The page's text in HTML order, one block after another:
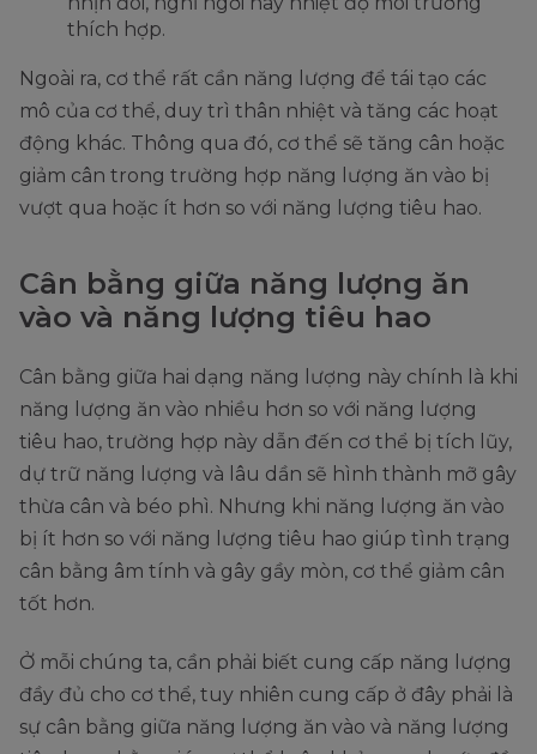
thích hợp.
Ngoài ra, cơ thể rất cần năng lượng để tái tạo các
mô của cơ thể, duy trì thân nhiệt và tăng các hoạt
động khác. Thông qua đó, cơ thể sẽ tăng cân hoặc
giảm cân trong trường hợp năng lượng ăn vào bị
vượt qua hoặc ít hơn so với năng lượng tiêu hao.
Cân bằng giữa năng lượng ăn
vào và năng lượng tiêu hao
Cân bằng giữa hai dạng năng lượng này chính là khi
năng lượng ăn vào nhiều hơn so với năng lượng
tiêu hao, trường hợp này dẫn đến cơ thể bị tích lũy,
dự trữ năng lượng và lâu dần sẽ hình thành mỡ gây
thừa cân và béo phì. Nhưng khi năng lượng ăn vào
bị ít hơn so với năng lượng tiêu hao giúp tình trạng
cân bằng âm tính và gây gầy mòn, cơ thể giảm cân
tốt hơn.
Ở mỗi chúng ta, cần phải biết cung cấp năng lượng
đầy đủ cho cơ thể, tuy nhiên cung cấp ở đây phải là
sự cân bằng giữa năng lượng ăn vào và năng lượng